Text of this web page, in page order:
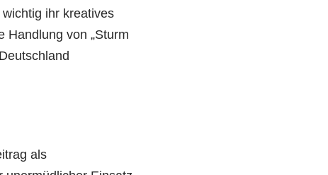
ihr kreatives
Handlung von „Sturm
als